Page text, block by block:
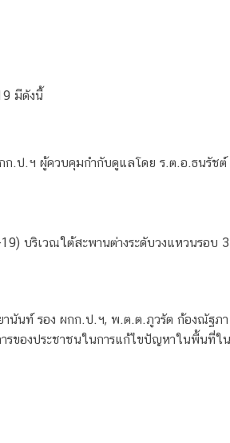
มีดังนี้
.ป.ฯ ผู้ควบคุมกำกับดูแลโดย ร.ต.อ.ธนรัช
บริเวณใต้สะพานต่างระดับวงแหวนรอ
นท์ รอง ผกก.ป.ฯ, พ.ต.ต.ภูวรัต ก้องณัฐ
รของประชาชนในการแก้ไขปัญหาในพื้นที่ใ